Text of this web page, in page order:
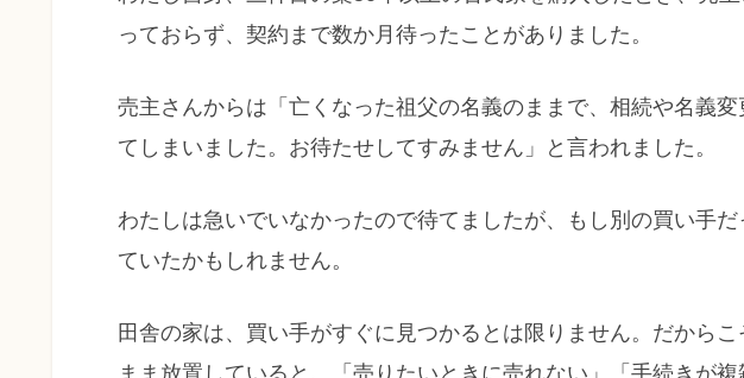
っておらず、契約まで数か月待ったことがありました。
売主さんからは「亡くなった祖父の名義のままで、相続や名義
てしまいました。お待たせしてすみません」と言われました。
わたしは急いでいなかったので待てましたが、もし別の買い手
ていたかもしれません。
田舎の家は、買い手がすぐに見つかるとは限りません。だから